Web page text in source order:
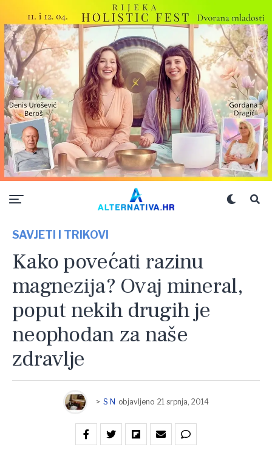
SAVJETI I TRIKOVI
Kako povećati razinu
magnezija? Ovaj mineral,
poput nekih drugih je
neophodan za naše
zdravlje
> S N objavljeno 21 srpnja, 2014